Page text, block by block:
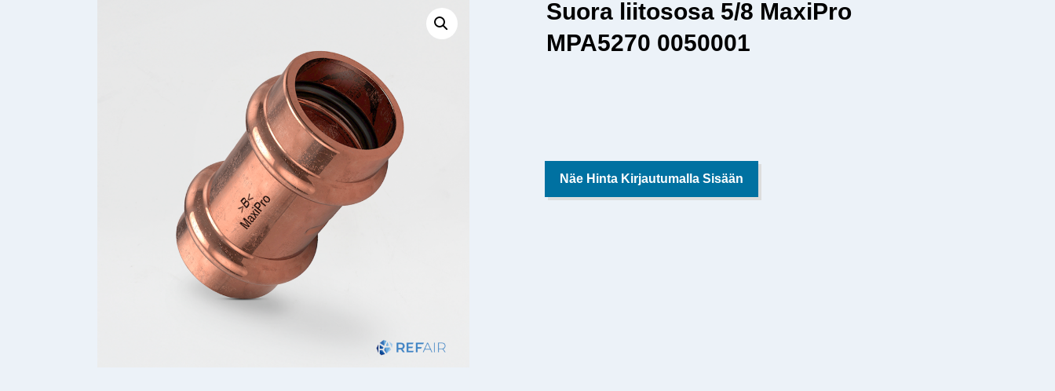
Suora liitososa 5/8 MaxiPro
MPA5270 0050001
Näe Hinta Kirjautumalla Sisään